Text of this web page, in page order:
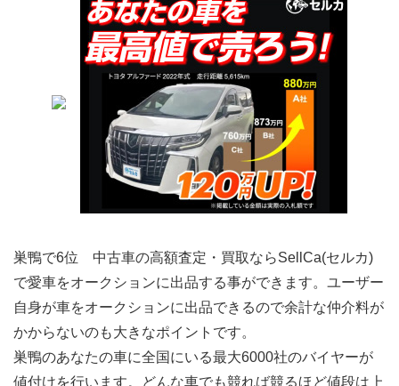
巣鴨で6位 中古車の高額査定・買取ならSellCa(セルカ)
で愛車をオークションに出品する事ができます。ユーザー
自身が車をオークションに出品できるので余計な仲介料が
かからないのも大きなポイントです。
巣鴨のあなたの車に全国にいる最大6000社のバイヤーが
値付けを行います。どんな車でも競れば競るほど値段は上